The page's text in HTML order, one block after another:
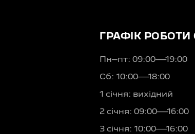
ГРАФІК
Пн–пт: 09:00—19:00
Сб: 10:00—18:00
1 січня: вихідний
2 січня: 09:00—16:00
3 січня: 10:00—16:00